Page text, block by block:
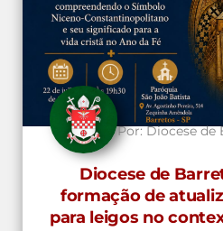
Por:Diocese de
Diocese de
formação de
para leigos no